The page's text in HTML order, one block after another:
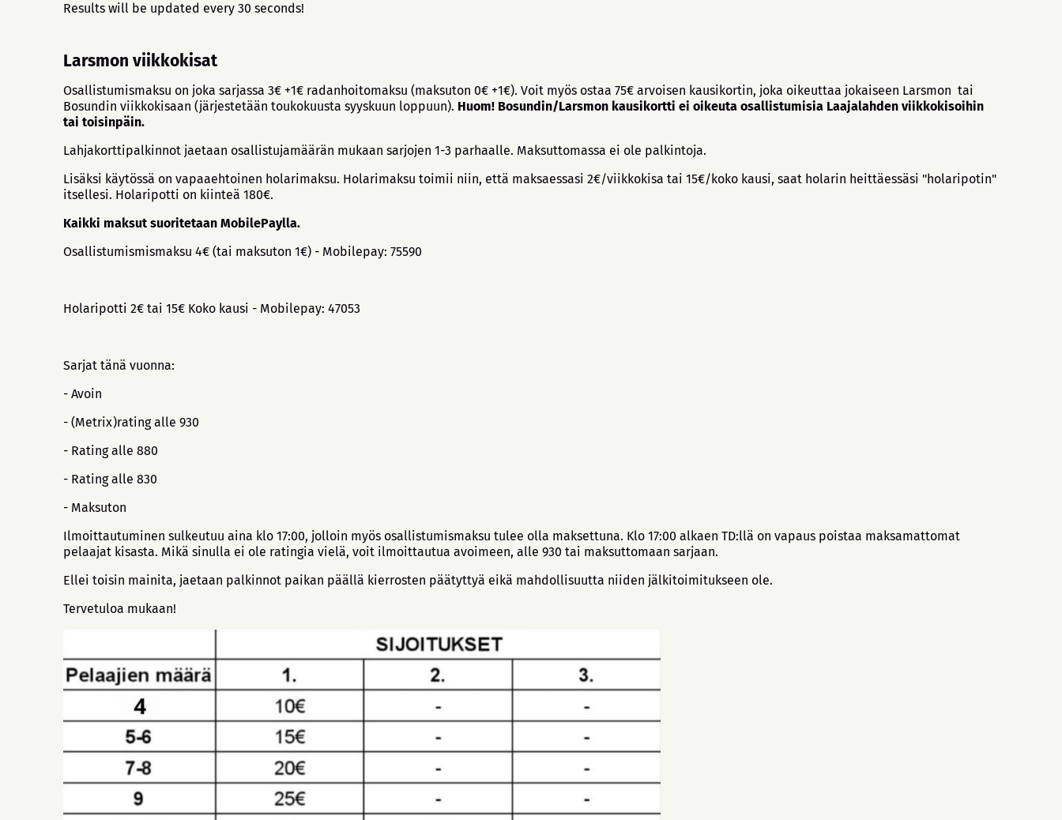
Results will be updated every 30 seconds!
Larsmon viikkokisat
Osallistumismaksu on joka sarjassa 3€ +1€ radanhoitomaksu (maksuton 0€ +1€). Voit myös ostaa 75€ arvoisen kausikortin, joka oikeuttaa jokaiseen Larsmon tai
Bosundin viikkokisaan (järjestetään toukokuusta syyskuun loppuun). Huom! Bosundin/Larsmon kausikortti ei oikeuta osallistumisia Laajalahden viikkokisoihin
tai toisinpäin.
Lahjakorttipalkinnot jaetaan osallistujamäärän mukaan sarjojen 1-3 parhaalle. Maksuttomassa ei ole palkintoja.
Lisäksi käytössä on vapaaehtoinen holarimaksu. Holarimaksu toimii niin, että maksaessasi 2€/viikkokisa tai 15€/koko kausi, saat holarin heittäessäsi "holaripotin"
itsellesi. Holaripotti on kiinteä 180€.
Kaikki maksut suoritetaan MobilePaylla.
Osallistumismismaksu 4€ (tai maksuton 1€) - Mobilepay: 75590
Holaripotti 2€ tai 15€ Koko kausi - Mobilepay: 47053
Sarjat tänä vuonna:
- Avoin
- (Metrix)rating alle 930
- Rating alle 880
- Rating alle 830
- Maksuton
Ilmoittautuminen sulkeutuu aina klo 17:00, jolloin myös osallistumismaksu tulee olla maksettuna. Klo 17:00 alkaen TD:llä on vapaus poistaa maksamattomat
pelaajat kisasta. Mikä sinulla ei ole ratingia vielä, voit ilmoittautua avoimeen, alle 930 tai maksuttomaan sarjaan.
Ellei toisin mainita, jaetaan palkinnot paikan päällä kierrosten päätyttyä eikä mahdollisuutta niiden jälkitoimitukseen ole.
Tervetuloa mukaan!